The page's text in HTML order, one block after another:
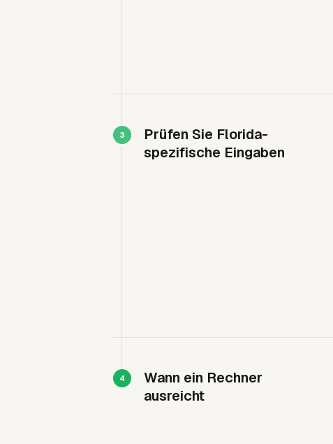
Prüfen Sie Florida-
spezifische Eingaben
Wann ein Rechner
ausreicht